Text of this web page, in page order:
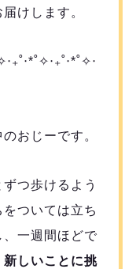
けします。
おじーです。
つ歩けるよう
ついては立ち
、一週間ほどで
新しいことに挑